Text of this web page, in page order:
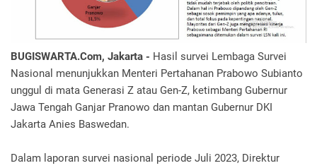
BUGISWARTA.Com, Jakarta - Hasil survei Lembaga Survei
Nasional menunjukkan Menteri Pertahanan Prabowo Subianto
unggul di mata Generasi Z atau Gen-Z, ketimbang Gubernur
Jawa Tengah Ganjar Pranowo dan mantan Gubernur DKI
Jakarta Anies Baswedan.
Dalam laporan survei nasional periode Juli 2023, Direktur